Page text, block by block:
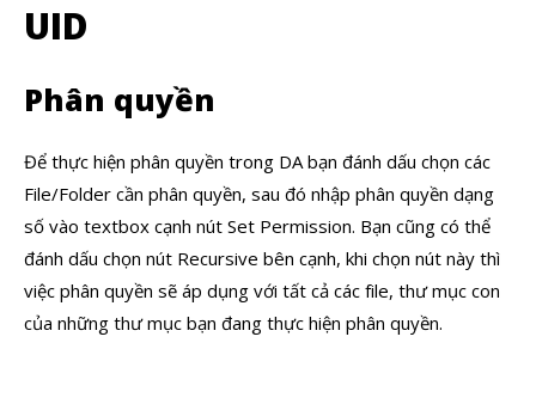
UID
Phân quyền
Để thực hiện phân quyền trong DA bạn đánh dấu chọn các
File/Folder cần phân quyền, sau đó nhập phân quyền dạng
số vào textbox cạnh nút Set Permission. Bạn cũng có thể
đánh dấu chọn nút Recursive bên cạnh, khi chọn nút này thì
việc phân quyền sẽ áp dụng với tất cả các file, thư mục con
của những thư mục bạn đang thực hiện phân quyền.